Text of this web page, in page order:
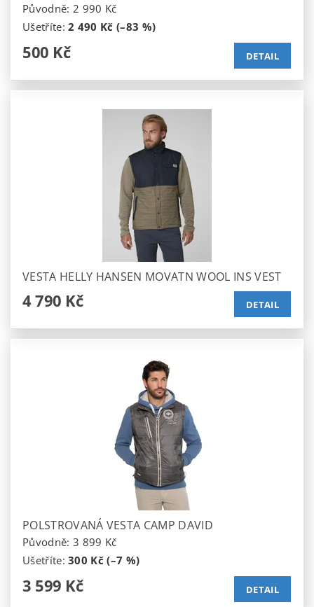
Původně: 2 990 Kč
Ušetříte:2 490 Kč (–83 %)
500 Kč DETAIL
VESTA HELLY HANSEN MOVATN WOOL INS VEST
4 790 Kč DETAIL
POLSTROVANÁ VESTA CAMP DAVID
Původně: 3 899 Kč
Ušetříte:300 Kč (–7 %)
3 599 Kč DETAIL